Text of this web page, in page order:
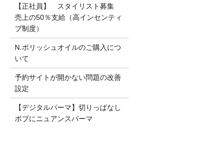
【正社員】 スタイリスト募集
売上の50％支給（高インセンティ
ブ制度）
N.ポリッシュオイルのご購入につ
いて
予約サイトが開かない問題の改善
設定
【デジタルパーマ】切りっぱなし
ボブにニュアンスパーマ